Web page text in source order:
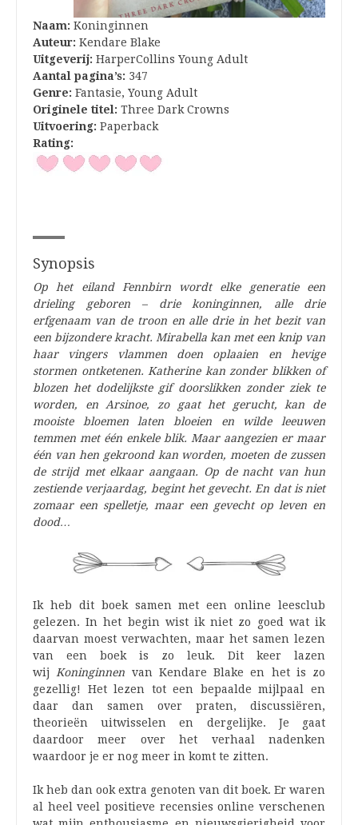
Naam: Koninginnen
Auteur: Kendare Blake
Uitgeverij: HarperCollins Young Adult
Aantal pagina’s: 347
Genre: Fantasie, Young Adult
Originele titel: Three Dark Crowns
Uitvoering: Paperback
Rating:
Synopsis
Op het eiland Fennbirn wordt elke generatie een
drieling geboren – drie koninginnen, alle drie
erfgenaam van de troon en alle drie in het bezit van
een bijzondere kracht. Mirabella kan met een knip van
haar vingers vlammen doen oplaaien en hevige
stormen ontketenen. Katherine kan zonder blikken of
blozen het dodelijkste gif doorslikken zonder ziek te
worden, en Arsinoe, zo gaat het gerucht, kan de
mooiste bloemen laten bloeien en wilde leeuwen
temmen met één enkele blik. Maar aangezien er maar
één van hen gekroond kan worden, moeten de zussen
de strijd met elkaar aangaan. Op de nacht van hun
zestiende verjaardag, begint het gevecht. En dat is niet
zomaar een spelletje, maar een gevecht op leven en
dood…
Ik heb dit boek samen met een online leesclub
gelezen. In het begin wist ik niet zo goed wat ik
daarvan moest verwachten, maar het samen lezen
van een boek is zo leuk. Dit keer lazen
wij
Koninginnen van Kendare Blake en het is zo
gezellig! Het lezen tot een bepaalde mijlpaal en
daar dan samen over praten, discussiëren,
theorieën uitwisselen en dergelijke. Je gaat
daardoor meer over het verhaal nadenken
waardoor je er nog meer in komt te zitten.
Ik heb dan ook extra genoten van dit boek. Er waren
al heel veel positieve recensies online verschenen